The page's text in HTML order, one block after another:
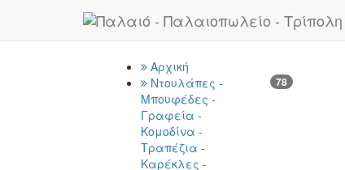
Previous
Κατηγορίες
Αρχική
Ντουλάπες -
Μπουφέδες -
Γραφεία -
Κομοδίνα -
Τραπέζια -
Καρέκλες -
78